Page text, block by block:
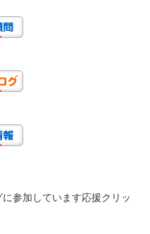
参加しています応援クリッ